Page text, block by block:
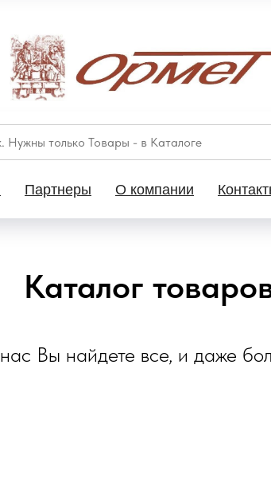
Партнеры О компании
Каталог
Вы найдете все, и даже